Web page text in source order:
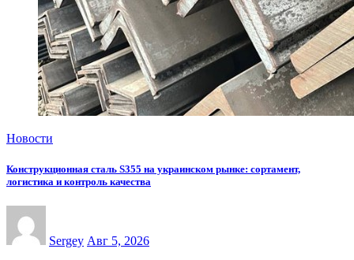
Новости
Конструкционная сталь S355 на украинском рынке: сортамент,
логистика и контроль качества
Sergey Авг 5, 2026